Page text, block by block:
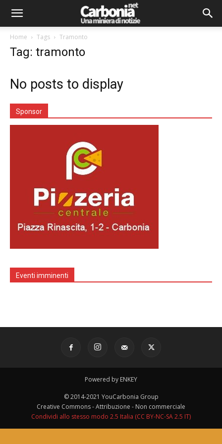
Home Tags Tramonto
Tag: tramonto
No posts to display
Sponsor
Eventi imminenti
Powered by ENKEY
© 2014-2021 YouCarbonia Group
Creative Commons - Attribuzione - Non commerciale
Condividi allo stesso modo 2.5 Italia (CC BY-NC-SA 2.5 IT)